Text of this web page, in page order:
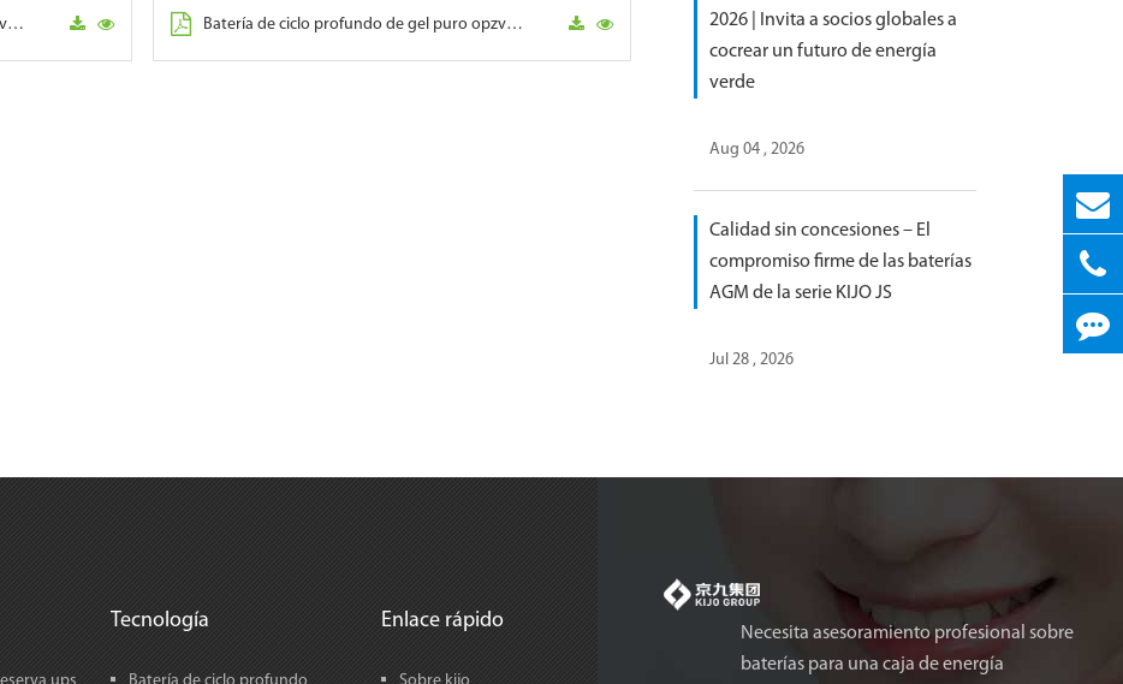
Batería de ciclo profundo de gel puro opzv serie - 3000
2026 | Invita a socios globales a
cocrear un futuro de energía
verde
Aug 04 , 2026
Calidad sin concesiones – El
compromiso firme de las baterías
AGM de la serie KIJO JS
Jul 28 , 2026
Tecnología Enlace rápido
Necesita asesoramiento profesional sobre
baterías para una caja de energía